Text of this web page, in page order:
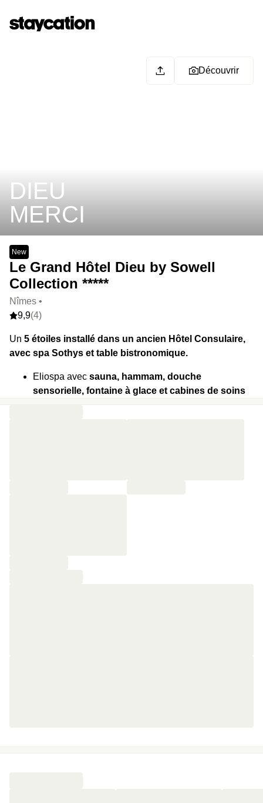
DIEU
MERCI
Découvrir
New
Le Grand Hôtel Dieu by Sowell
Collection *****
Nîmes •
9,9(4)
Un 5 étoiles installé dans un ancien Hôtel Consulaire,
avec spa Sothys et table bistronomique.
Eliospa avec sauna, hammam, douche
sensorielle, fontaine à glace et cabines de soins